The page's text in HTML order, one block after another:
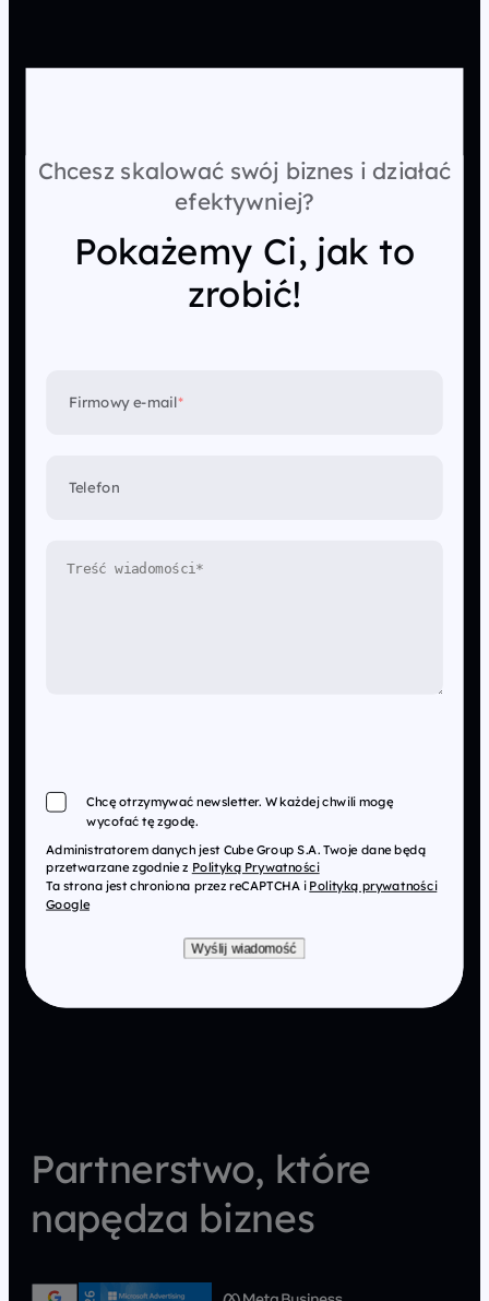
Chcesz skalować swój biznes i działać
efektywniej?
Pokażemy Ci, jak to
zrobić!
Firmowy e-mail*
Telefon
Chcę otrzymywać newsletter. W każdej chwili mogę
wycofać tę zgodę.
Administratorem danych jest Cube Group S.A. Twoje dane będą
przetwarzane zgodnie z Polityką Prywatności
Ta strona jest chroniona przez reCAPTCHA i Polityką prywatności
Google
Wyślij wiadomość
Partnerstwo, które
napędza biznes